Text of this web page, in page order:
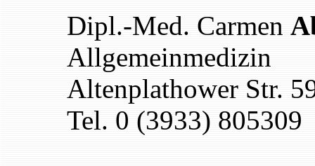
Dipl.-Med. Carmen
Allgemeinmedizin
Altenplathower Str.
Tel. 0 (3933) 805309